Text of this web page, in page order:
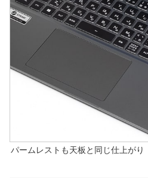
パームレストも天板と同じ仕上がり